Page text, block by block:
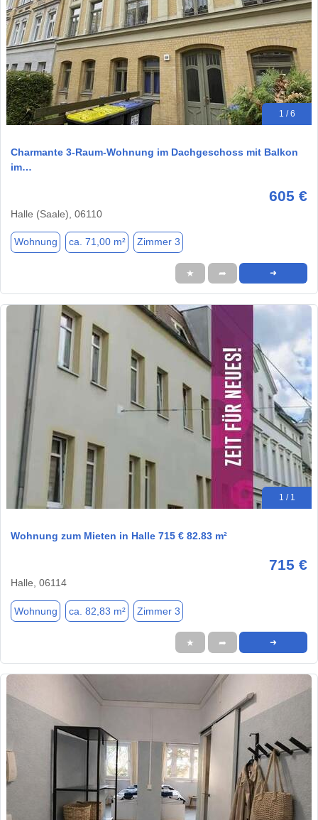
1 / 6
Charmante 3-Raum-Wohnung im Dachgeschoss mit Balkon
im…
605 €
Halle (Saale), 06110
Wohnung ca. 71,00 m² Zimmer 3
★ ➦ ➜
1 / 1
Wohnung zum Mieten in Halle 715 € 82.83 m²
715 €
Halle, 06114
Wohnung ca. 82,83 m² Zimmer 3
★ ➦ ➜